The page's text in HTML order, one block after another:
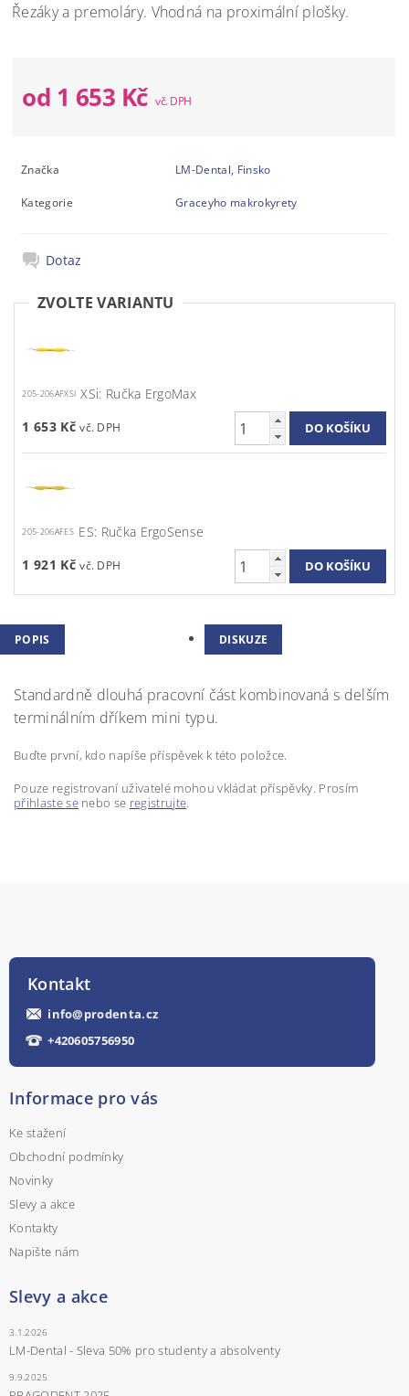
Řezáky a premoláry. Vhodná na proximální plošky.
od 1 653 Kč
Značka LM-Dental, Finsko
Kategorie Graceyho makrokyrety
Dotaz
ZVOLTE VARIANTU
205-206AFXSI XSi: Ručka ErgoMax
1 653 Kč
205-206AFES ES: Ručka ErgoSense
1 921 Kč
POPIS DISKUZE
Standardně dlouhá pracovní část kombinovaná s delším
terminálním dříkem mini typu.
Buďte první, kdo napíše příspěvek k této položce.
Pouze registrovaní uživatelé mohou vkládat příspěvky. Prosím
přihlaste senebo se registrujte.
Kontakt
info@prodenta.cz
+420605756950
Informace pro vás
Ke stažení
Obchodní podmínky
Novinky
Slevy a akce
Kontakty
Napište nám
Slevy a akce
3.1.2026
LM-Dental - Sleva 50% pro studenty a absolventy
9.9.2025